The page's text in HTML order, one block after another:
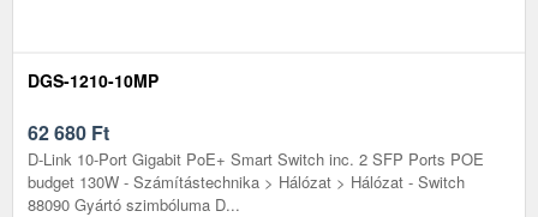
DGS-1210-10MP
62 680 Ft
D-Link 10-Port Gigabit PoE+ Smart Switch inc. 2 SFP Ports POE
budget 130W - Számítástechnika > Hálózat > Hálózat - Switch
88090 Gyártó szimbóluma D...